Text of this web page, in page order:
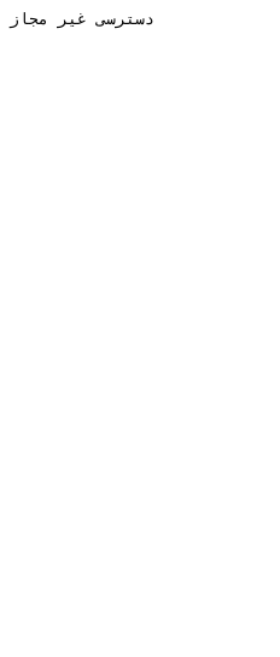
دسترسی غیر مجاز